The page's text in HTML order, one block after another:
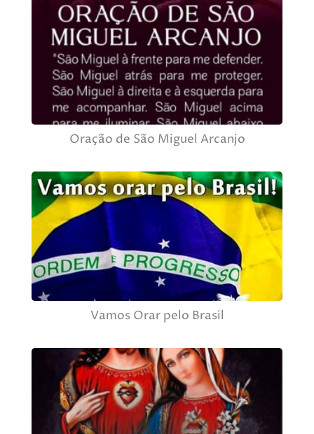
Oração de São Miguel Arcanjo
Vamos Orar pelo Brasil